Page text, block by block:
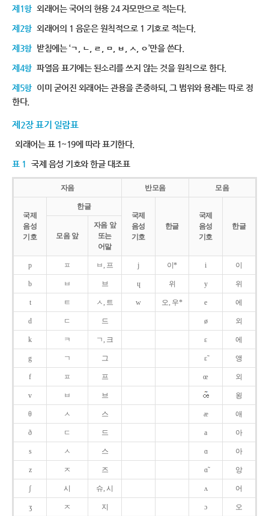
제1항 외래어는 국어의 현용 24 자모만으로 적는다.
제2항 외래어의 1 음운은 원칙적으로 1 기호로 적는다.
제3항 받침에는 ‘ㄱ, ㄴ, ㄹ, ㅁ, ㅂ, ㅅ, ㅇ’만을 쓴다.
제4항 파열음 표기에는 된소리를 쓰지 않는 것을 원칙으로 한다.
제5항 이미 굳어진 외래어는 관용을 존중하되, 그 범위와 용례는 따로 정
한다.
제2장 표기 일람표
외래어는 표 1~19에 따라 표기한다.
표 1 국제 음성 기호와 한글 대조표
자음 반모음 모음
국제
음성
기호
한글
국제
음성
기호
한글
국제
음성
기호
한글
모음 앞
자음 앞
또는
어말
p ㅍ ㅂ, 프 j 이* i 이
b ㅂ 브 ɥ 위 y 위
t ㅌ ㅅ, 트 w 오, 우* e 에
d ㄷ 드 ø 외
k ㅋ ㄱ, 크 ɛ 에
g ㄱ 그 ɛ̃ 앵
f ㅍ 프 œ 외
v ㅂ 브 욍
θ ㅅ 스 æ 애
ð ㄷ 드 a 아
s ㅅ 스 ɑ 아
z ㅈ 즈 ɑ̃ 앙
ʃ 시 슈, 시 ʌ 어
ʒ ㅈ 지 ɔ 오